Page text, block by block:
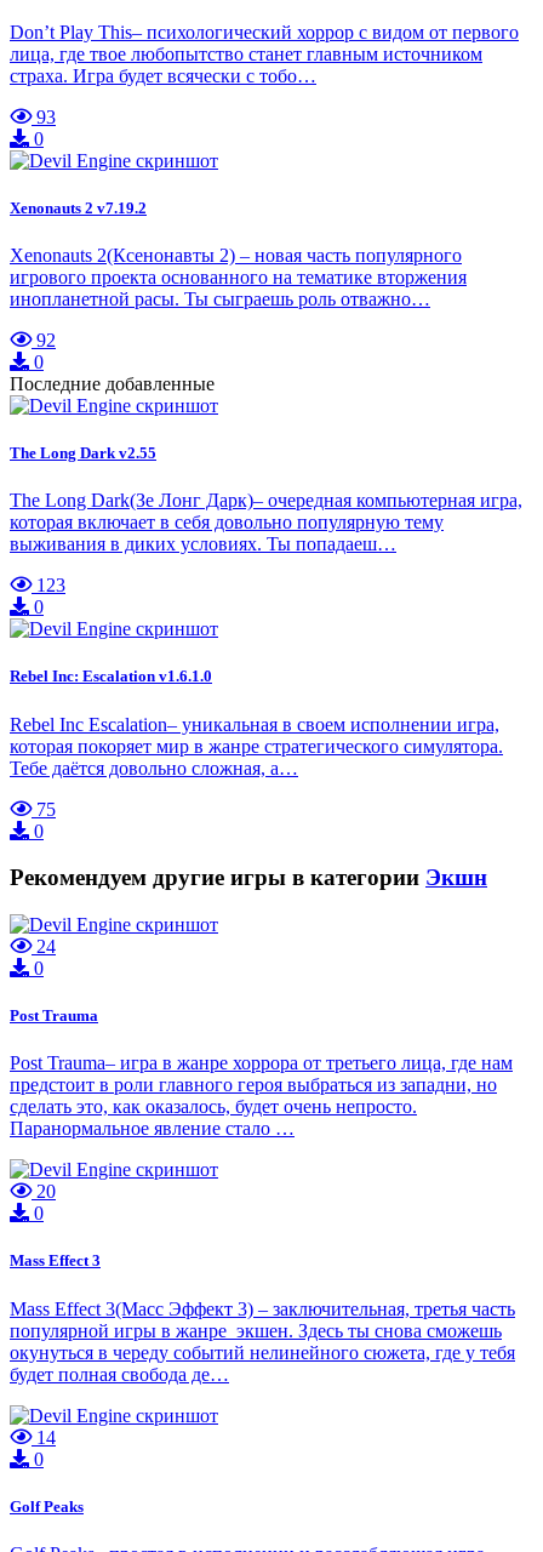
Don’t Play This– психологический хоррор с видом от первого
лица, где твое любопытство станет главным источником
страха. Игра будет всячески с тобо…
93
0
Xenonauts 2 v7.19.2
Xenonauts 2(Ксенонавты 2) – новая часть популярного
игрового проекта основанного на тематике вторжения
инопланетной расы. Ты сыграешь роль отважно…
92
0
Последние добавленные
The Long Dark v2.55
The Long Dark(Зе Лонг Дарк)– очередная компьютерная игра,
которая включает в себя довольно популярную тему
выживания в диких условиях. Ты попадаеш…
123
0
Rebel Inc: Escalation v1.6.1.0
Rebel Inc Escalation– уникальная в своем исполнении игра,
которая покоряет мир в жанре стратегического симулятора.
Тебе даётся довольно сложная, а…
75
0
Рекомендуем другие игры в категории Экшн
24
0
Post Trauma
Post Trauma– игра в жанре хоррора от третьего лица, где нам
предстоит в роли главного героя выбраться из западни, но
сделать это, как оказалось, будет очень непросто.
Паранормальное явление стало …
20
0
Mass Effect 3
Mass Effect 3(Масс Эффект 3) – заключительная, третья часть
популярной игры в жанре экшен. Здесь ты снова сможешь
окунуться в череду событий нелинейного сюжета, где у тебя
будет полная свобода де…
14
0
Golf Peaks